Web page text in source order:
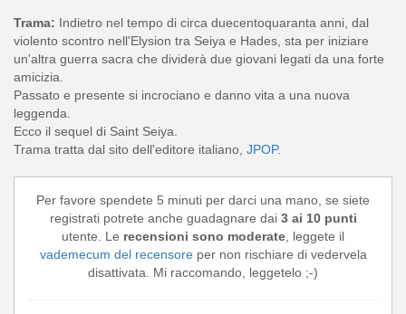
Trama: Indietro nel tempo di circa duecentoquaranta anni, dal
violento scontro nell'Elysion tra Seiya e Hades, sta per iniziare
un'altra guerra sacra che dividerà due giovani legati da una forte
amicizia.
Passato e presente si incrociano e danno vita a una nuova
leggenda.
Ecco il sequel di Saint Seiya.
Trama tratta dal sito dell'editore italiano, JPOP.
Per favore spendete 5 minuti per darci una mano, se siete
registrati potrete anche guadagnare dai 3 ai 10 punti
utente. Le recensioni sono moderate, leggete il
vademecum del recensoreper non rischiare di vedervela
disattivata. Mi raccomando, leggetelo ;-)